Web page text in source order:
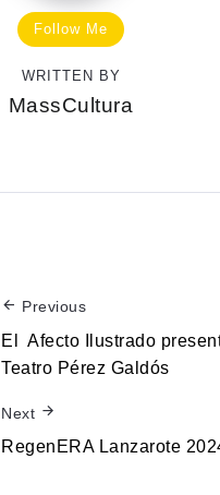
Follow Me
WRITTEN BY
MassCultura
Previous
El Afecto Ilustrado
Teatro Pérez Galdós
Next
RegenERA Lanzarote